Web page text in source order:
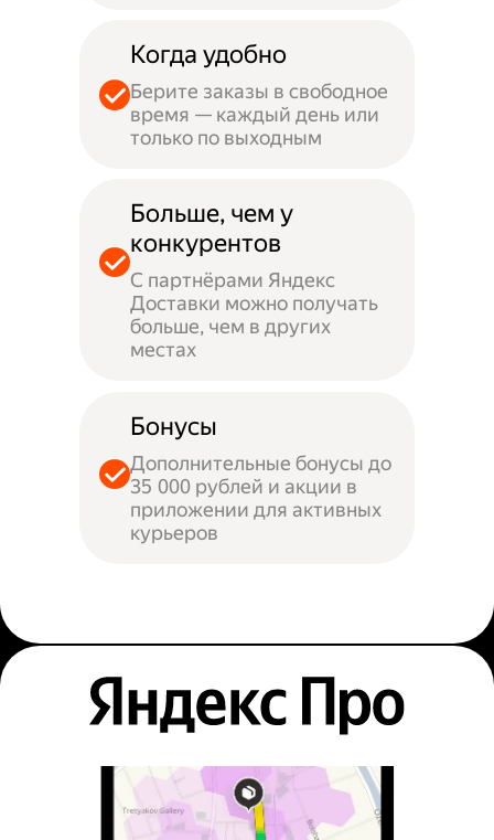
Когда удобно
Берите заказы в свободное
время — каждый день или
только по выходным
Больше, чем у
конкурентов
С партнёрами Яндекс
Доставки можно получать
больше, чем в других
местах
Бонусы
Дополнительные бонусы до
35 000 рублей и акции в
приложении для активных
курьеров